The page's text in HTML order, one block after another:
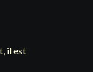
il est